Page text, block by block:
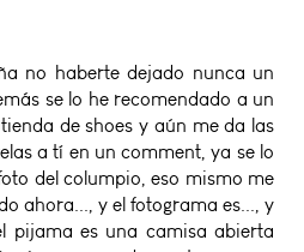
no haberte dejado nunca un
se lo he recomendado a un
de shoes y aún me da las
a tí en un comment, ya se lo
del columpio, eso mismo me
ahora..., y el fotograma es..., y
pijama es una camisa abierta